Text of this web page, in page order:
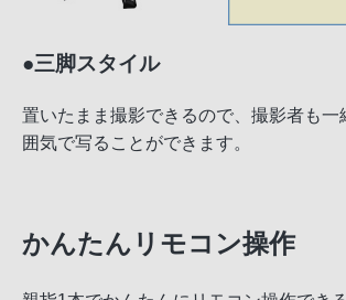
●三脚スタイル
置いたまま撮影できるので、撮影者も一
囲気で写ることができます。
かんたんリモコン操作